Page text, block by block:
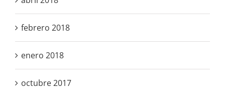
febrero 2018
enero 2018
octubre 2017